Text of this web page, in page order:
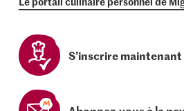
S’inscrire maintenant